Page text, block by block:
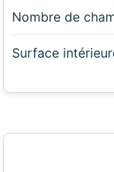
Nombre de
Surface